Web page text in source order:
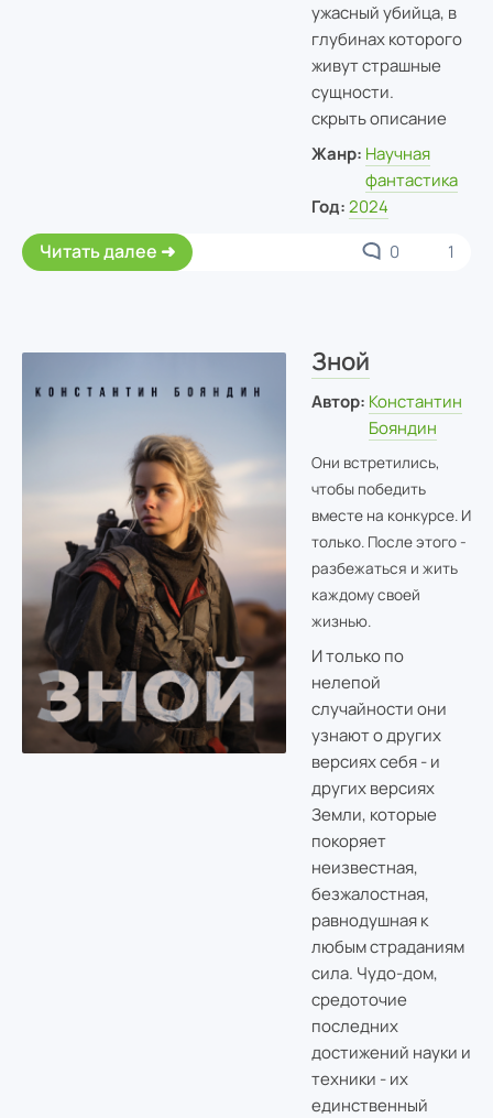
ужасный убийца, в
глубинах которого
живут страшные
сущности.
скрыть описание
Жанр: Научная
фантастика
Год: 2024
Читать далее 0 1
Зной
Автор: Константин
Бояндин
Они встретились,
чтобы победить
вместе на конкурсе. И
только. После этого -
разбежаться и жить
каждому своей
жизнью.
И только по
нелепой
случайности они
узнают о других
версиях себя - и
других версиях
Земли, которые
покоряет
неизвестная,
безжалостная,
равнодушная к
любым страданиям
сила. Чудо-дом,
средоточие
последних
достижений науки и
техники - их
единственный